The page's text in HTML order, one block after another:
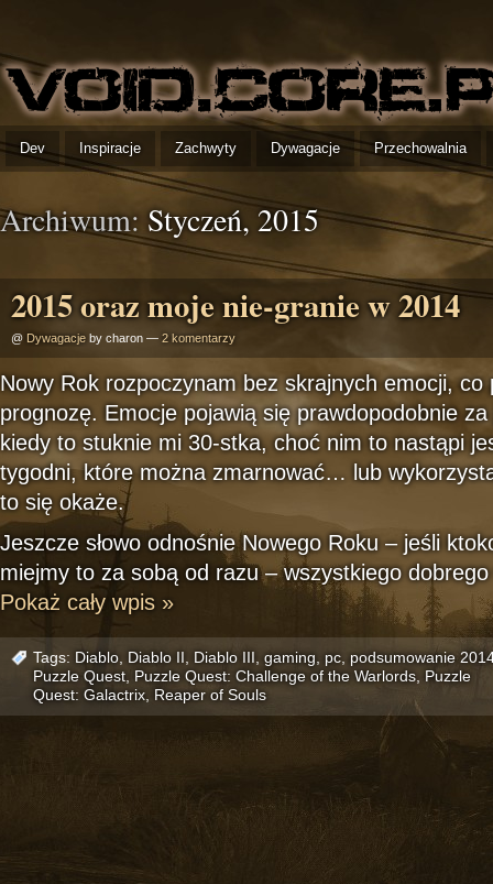
Dev Inspiracje Zachwyty Dywagacje Przechowalnia
Archiwum: Styczeń, 2015
2015 oraz moje nie-granie w 2014
@ Dywagacje by charon — 2 komentarzy
Nowy Rok rozpoczynam bez skrajnych emocji, co
prognozę. Emocje pojawią się prawdopodobnie
kiedy to stuknie mi 30-stka, choć nim to nastąpi
tygodni, które można zmarnować… lub
to się okaże.
Jeszcze słowo odnośnie Nowego Roku – jeśli
miejmy to za sobą od razu – wszystkiego
Pokaż cały wpis »
Tags: Diablo Diablo II Diablo III gaming pc podsumowanie
Puzzle Quest Puzzle Quest: Challenge of the Warlords Puzzle
Quest: Galactrix Reaper of Souls